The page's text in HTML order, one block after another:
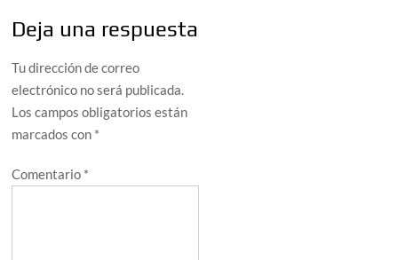
Deja una respuesta
Tu dirección de correo
electrónico no será publicada.
Los campos obligatorios están
marcados con *
Comentario *